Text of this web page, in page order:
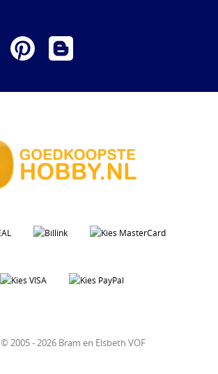
© 2005 - 2026 Bram en Elsbeth VOF